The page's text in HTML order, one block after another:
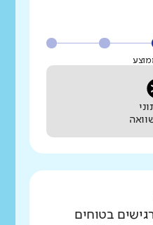
בטוחים